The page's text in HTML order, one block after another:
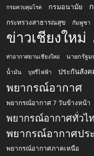
กรมควบคุมโรค กรมอนามัย
กระทรวงสาธารณสุข กัมพูชา
ข่าวเชียงใหม่
ท่าอากาศยานเชียงใหม่ นายกรัฐม
น้ำมัน บุหรี่ไฟฟ้า ประกันสังค
พยากรณ์อากาศ
พยากรณ์อากาศ 7 วันข้างหน้า
พยากรณ์อากาศทั่วไ
พยากรณ์อากาศปร
พยากรณ์อากาศภาคเหนือ